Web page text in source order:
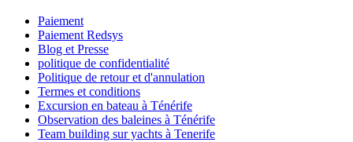
Paiement
Paiement Redsys
Blog et Presse
politique de confidentialité
Politique de retour et d'annulation
Termes et conditions
Excursion en bateau à Ténérife
Observation des baleines à Ténérife
Team building sur yachts à Tenerife